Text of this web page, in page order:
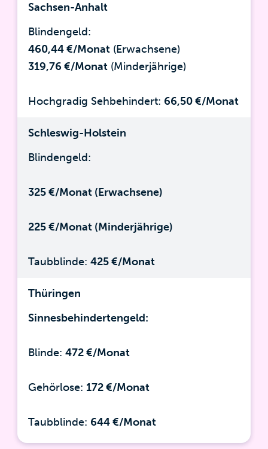
Sachsen-Anhalt
Blindengeld:
460,44 €/Monat (Erwachsene)
319,76 €/Monat (Minderjährige)
Hochgradig Sehbehindert: 66,50 €/Monat
Schleswig-Holstein
Blindengeld:
325 €/Monat (Erwachsene)
225 €/Monat (Minderjährige)
Taubblinde:425 €/Monat
Thüringen
Sinnesbehindertengeld:
Blinde:472 €/Monat
Gehörlose: 172 €/Monat
Taubblinde: 644 €/Monat